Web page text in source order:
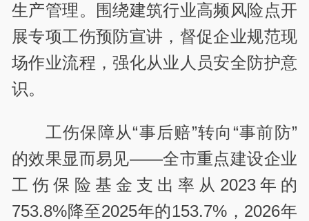
生产管理。围绕建筑行业高频风险点开
展专项工伤预防宣讲，督促企业规范现
场作业流程，强化从业人员安全防护意
识。
工伤保障从“事后赔”转向 “事前防”
的效果显而易见——全市重点建设企业
工伤保险基金支出率从 2023年的
753.8%降至2025年的153.7% ， 2026年